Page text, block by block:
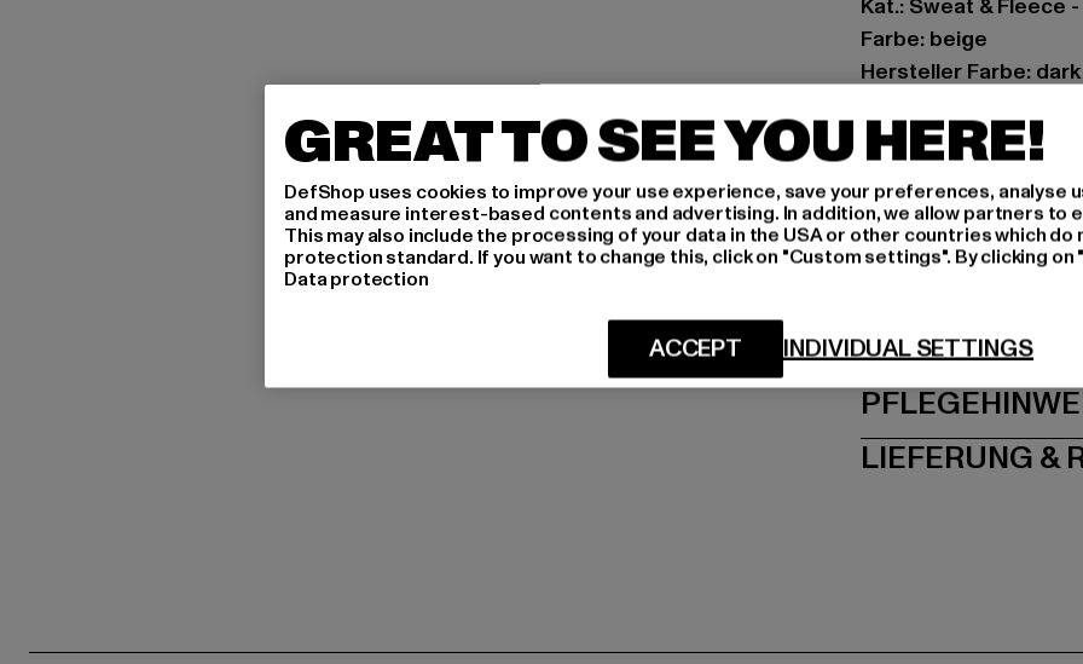
Kat.: Sweat & Fleece
Farbe: beige
Hersteller Farbe:
Art.Nr: 23100185-18953
Hersteller: Urban
Schanzenstraße 41 |
GRÖSSE
LIEFERUNG &
GREAT TO SEE YOU HERE!
DefShop uses cookies to improve your use experience, save your preferences, analyse
and measure interest-based contents and advertising. In addition, we allow partners to
This may also include the processing of your data in the USA or other countries which do
protection standard. If you want to change this, click on "Custom settings". By clicking
Data protection
INDIVIDUAL SETTINGS
ACCEPT